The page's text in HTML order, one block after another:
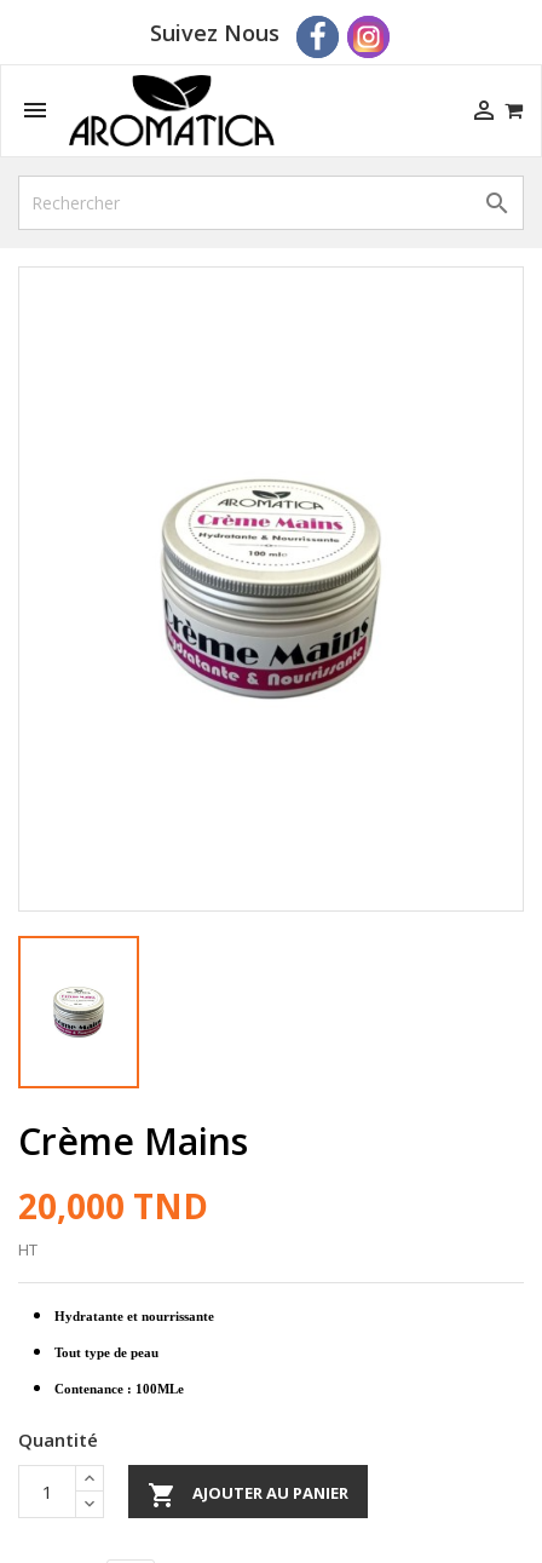
Suivez Nous
 

Crème Mains
20,000 TND
HT
Hydratante et nourrissante
Tout type de peau
Contenance : 100MLe
Quantité
 AJOUTER AU PANIER